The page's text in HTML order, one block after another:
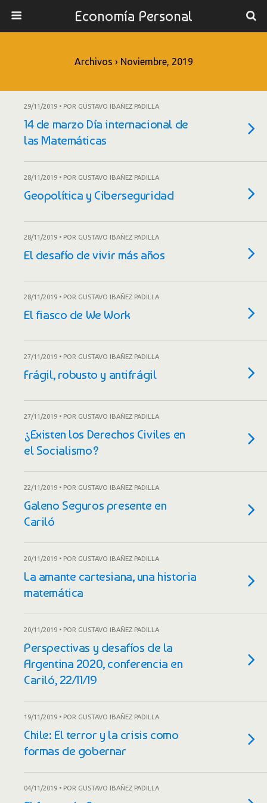
Economía Personal
Archivos › Noviembre, 2019
29/11/2019 • POR GUSTAVO IBAÑEZ PADILLA
14 de marzo Día internacional de
las Matemáticas
28/11/2019 • POR GUSTAVO IBAÑEZ PADILLA
Geopolítica y Ciberseguridad
28/11/2019 • POR GUSTAVO IBAÑEZ PADILLA
El desafío de vivir más años
28/11/2019 • POR GUSTAVO IBAÑEZ PADILLA
El fiasco de We Work
27/11/2019 • POR GUSTAVO IBAÑEZ PADILLA
Frágil, robusto y antifrágil
27/11/2019 • POR GUSTAVO IBAÑEZ PADILLA
¿Existen los Derechos Civiles en
el Socialismo?
22/11/2019 • POR GUSTAVO IBAÑEZ PADILLA
Galeno Seguros presente en
Cariló
20/11/2019 • POR GUSTAVO IBAÑEZ PADILLA
La amante cartesiana, una historia
matemática
20/11/2019 • POR GUSTAVO IBAÑEZ PADILLA
Perspectivas y desafíos de la
Argentina 2020, conferencia en
Cariló, 22/11/19
19/11/2019 • POR GUSTAVO IBAÑEZ PADILLA
Chile: El terror y la crisis como
formas de gobernar
04/11/2019 • POR GUSTAVO IBAÑEZ PADILLA